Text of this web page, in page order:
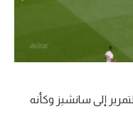
إلى سانشيز وكأنه